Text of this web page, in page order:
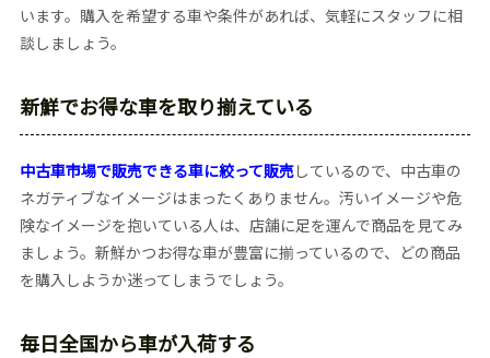
います。購入を希望する車や条件があれば、気軽にスタッフに相
談しましょう。
新鮮でお得な車を取り揃えている
中古車市場で販売できる車に絞って販売しているので、中古車の
ネガティブなイメージはまったくありません。汚いイメージや危
険なイメージを抱いている人は、店舗に足を運んで商品を見てみ
ましょう。新鮮かつお得な車が豊富に揃っているので、どの商品
を購入しようか迷ってしまうでしょう。
毎日全国から車が入荷する